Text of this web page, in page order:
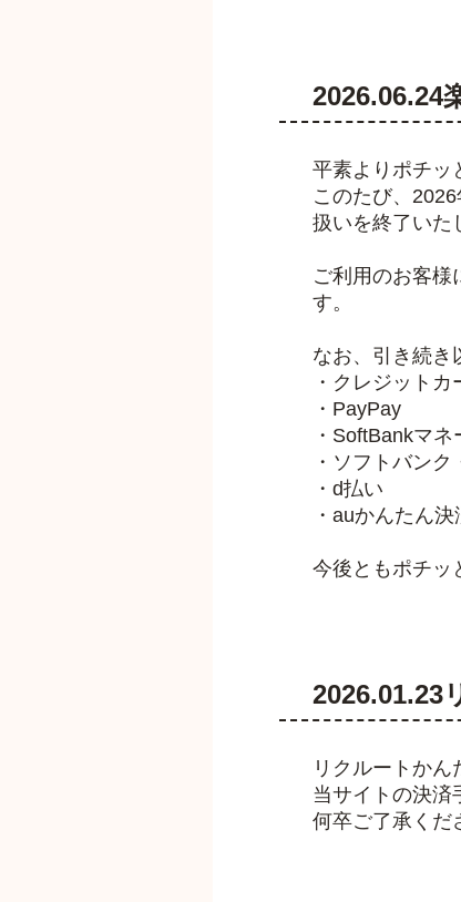
2026.06.24
平素よりポチッ
このたび、
扱いを終了いた
ご利用のお客様
す。
なお、引き続き
・クレジットカ
・PayPay
・SoftBankマネ
・ソフトバン
・d払い
・auかんたん決
今後ともポチッ
2026.01.23
リクルートかん
当サイトの決済
何卒ご了承くだ